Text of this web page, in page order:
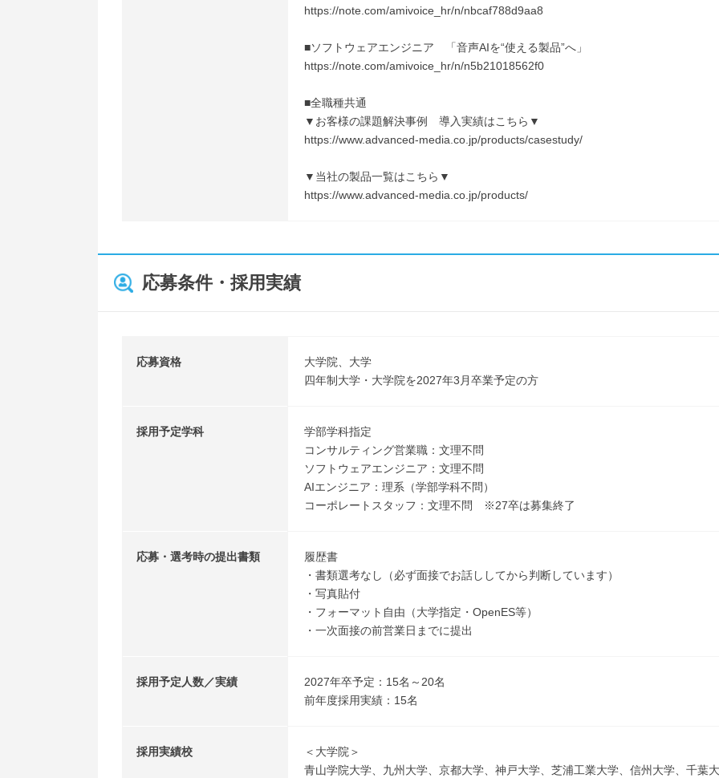
https://note.com/amivoice_hr/n/nbcaf788d9aa8
■ソフトウェアエンジニア 「音声AIを“使える製品”へ」
https://note.com/amivoice_hr/n/n5b21018562f0
■全職種共通
▼お客様の課題解決事例 導入実績はこちら▼
https://www.advanced-media.co.jp/products/casestudy/
▼当社の製品一覧はこちら▼
https://www.advanced-media.co.jp/products/
応募条件・採用実績
応募資格
大学院、大学
四年制大学・大学院を2027年3月卒業予定の方
採用予定学科
学部学科指定
コンサルティング営業職：文理不問
ソフトウェアエンジニア：文理不問
AIエンジニア：理系（学部学科不問）
コーポレートスタッフ：文理不問 ※27卒は募集終了
応募・選考時の提出書類
履歴書
・書類選考なし（必ず面接でお話ししてから判断しています）
・写真貼付
・フォーマット自由（大学指定・OpenES等）
・一次面接の前営業日までに提出
採用予定人数／実績
2027年卒予定：15名～20名
前年度採用実績：15名
採用実績校
＜大学院＞
青山学院大学、九州大学、京都大学、神戸大学、芝浦工業大学、信州大学、千葉